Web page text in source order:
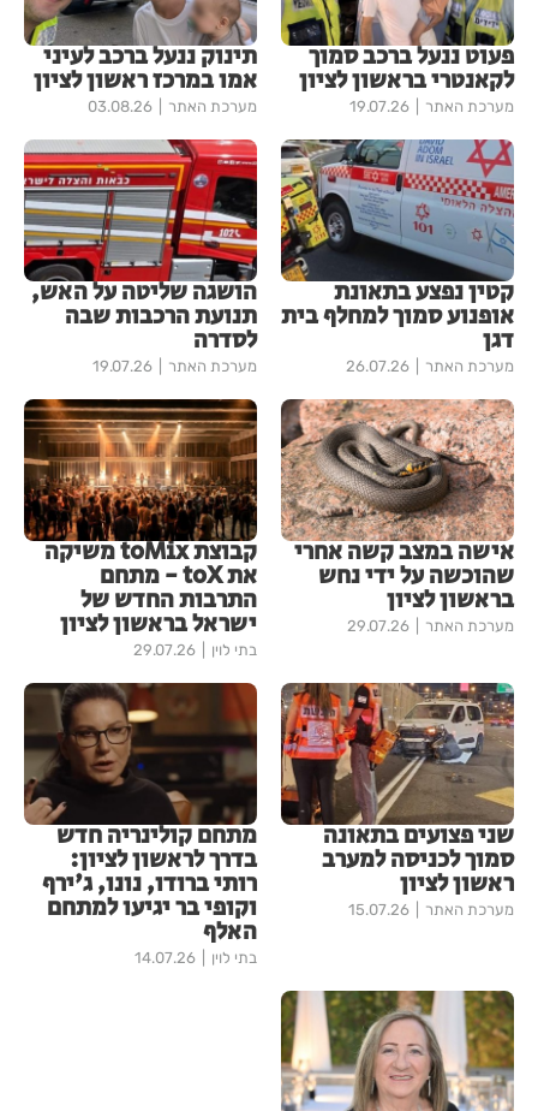
פעוט ננעל ברכב סמוך
לקאנטרי בראשון לציון
מערכת האתר 19.07.26
תינוק ננעל ברכב לעיני
אמו במרכז ראשון לציון
מערכת האתר 03.08.26
קטין נפצע בתאונת
אופנוע סמוך למחלף בית
דגן
מערכת האתר 26.07.26
הושגה שליטה על האש,
תנועת הרכבות שבה
לסדרה
מערכת האתר 19.07.26
אישה במצב קשה אחרי
שהוכשה על ידי נחש
בראשון לציון
מערכת האתר 29.07.26
קבוצת toMix משיקה
את toX - מתחם
התרבות החדש של
ישראל בראשון לציון
בתי לוין 29.07.26
שני פצועים בתאונה
סמוך לכניסה למערב
ראשון לציון
מערכת האתר 15.07.26
מתחם קולינריה חדש
בדרך לראשון לציון:
רותי ברודו, נונו, ג'ירף
וקופי בר יגיעו למתחם
האלף
בתי לוין 14.07.26